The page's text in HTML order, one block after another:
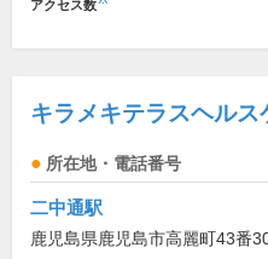
アクセス数
キラメキテラスヘルス
所在地・電話番号
二中通駅
鹿児島県鹿児島市高麗町43番